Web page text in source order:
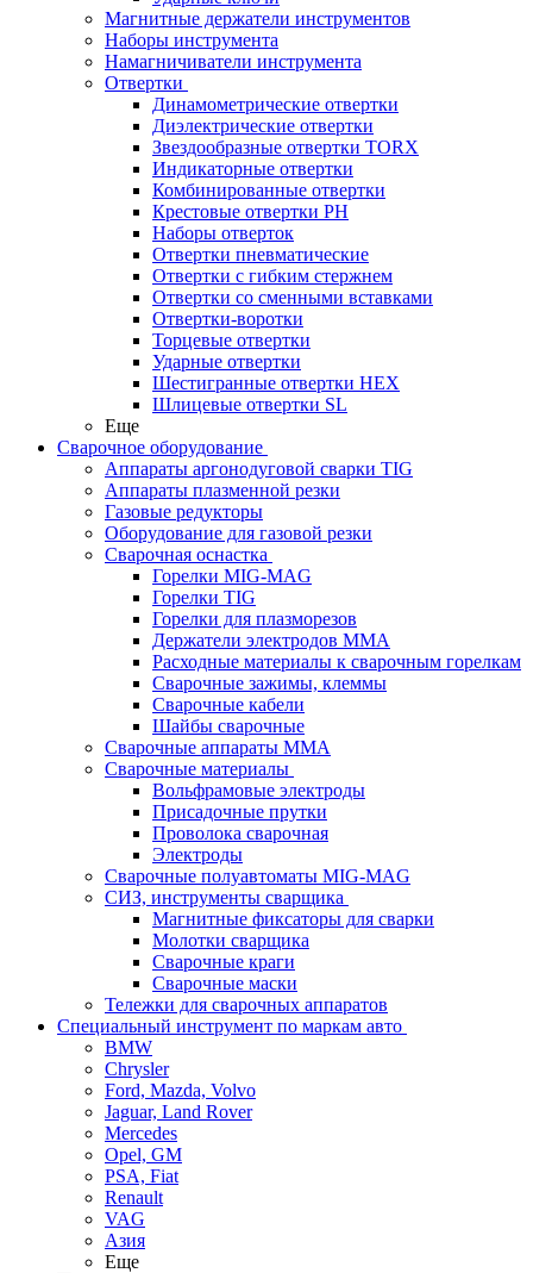
Магнитные держатели инструментов
Наборы инструмента
Намагничиватели инструмента
Отвертки
Динамометрические отвертки
Диэлектрические отвертки
Звездообразные отвертки TORX
Индикаторные отвертки
Комбинированные отвертки
Крестовые отвертки PH
Наборы отверток
Отвертки пневматические
Отвертки с гибким стержнем
Отвертки со сменными вставками
Отвертки-воротки
Торцевые отвертки
Ударные отвертки
Шестигранные отвертки HEX
Шлицевые отвертки SL
Еще
Сварочное оборудование
Аппараты аргонодуговой сварки TIG
Аппараты плазменной резки
Газовые редукторы
Оборудование для газовой резки
Сварочная оснастка
Горелки MIG-MAG
Горелки TIG
Горелки для плазморезов
Держатели электродов ММА
Расходные материалы к сварочным горелкам
Сварочные зажимы, клеммы
Сварочные кабели
Шайбы сварочные
Сварочные аппараты MMA
Сварочные материалы
Вольфрамовые электроды
Присадочные прутки
Проволока сварочная
Электроды
Сварочные полуавтоматы MIG-MAG
СИЗ, инструменты сварщика
Магнитные фиксаторы для сварки
Молотки сварщика
Сварочные краги
Сварочные маски
Тележки для сварочных аппаратов
Специальный инструмент по маркам авто
BMW
Chrysler
Ford, Mazda, Volvo
Jaguar, Land Rover
Mercedes
Opel, GM
PSA, Fiat
Renault
VAG
Азия
Еще